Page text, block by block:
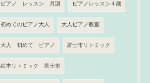
ピアノ レッスン 月謝 ピアノレッスン４歳
初めてのピアノ大人 大人ピアノ教室
大人 初めて ピアノ 富士市リトミック
絵本リトミック 富士市